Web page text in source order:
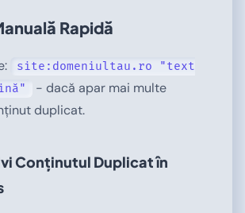
Rapidă
site:domeniultau.ro "text
- dacă apar mai multe
duplicat.
Conținutul Duplicat în